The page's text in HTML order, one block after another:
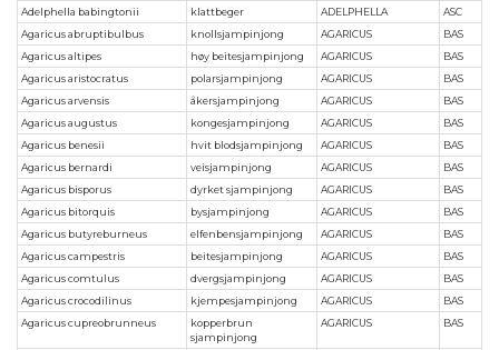
Adelphella babingtonii
klattbeger ADELPHELLA
ASC
Agaricus abruptibulbus
knollsjampinjong AGARICUS
BAS
Agaricus altipes
høy beitesjampinjong AGARICUS
BAS
Agaricus aristocratus
polarsjampinjong AGARICUS
BAS
Agaricus arvensis
åkersjampinjong AGARICUS
BAS
Agaricus augustus
kongesjampinjong AGARICUS
BAS
Agaricus benesii
hvit blodsjampinjong AGARICUS
BAS
Agaricus bernardi
veisjampinjong AGARICUS
BAS
Agaricus bisporus
dyrket sjampinjong AGARICUS
BAS
Agaricus bitorquis
bysjampinjong AGARICUS
BAS
Agaricus butyreburneus
elfenbensjampinjong AGARICUS
BAS
Agaricus campestris
beitesjampinjong AGARICUS
BAS
Agaricus comtulus
dvergsjampinjong AGARICUS
BAS
Agaricus crocodilinus
kjempesjampinjong AGARICUS
BAS
Agaricus cupreobrunneus
kopperbrun
sjampinjong
AGARICUS BAS